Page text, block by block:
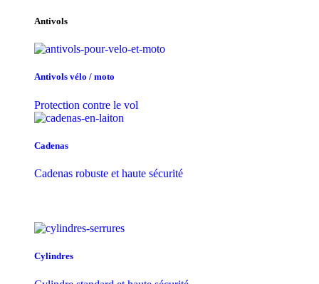
Antivols
Antivols vélo / moto
Protection contre le vol
Cadenas
Cadenas robuste et haute sécurité
Cylindres